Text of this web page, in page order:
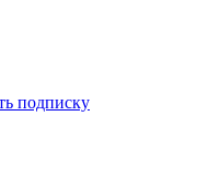
подписку